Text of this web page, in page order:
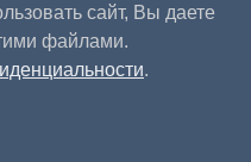
сайт, Вы даете
файлами.
.